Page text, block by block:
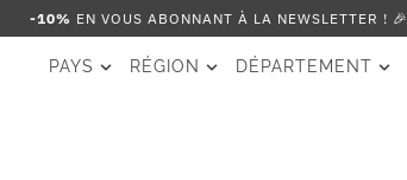
-10% EN VOUS ABONNANT À LA NEWSLETTER ! 🎉
PAYS RÉGION DÉPARTEMENT